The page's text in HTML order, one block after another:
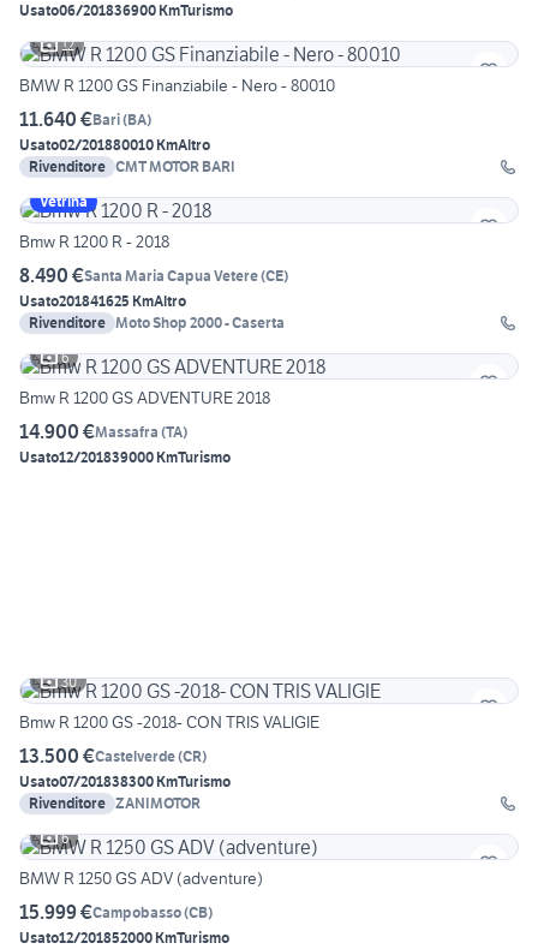
Usato06/201836900 KmTurismo
12
BMW R 1200 GS Finanziabile - Nero - 80010
11.640 €Bari(BA)
Usato02/201880010 KmAltro
Rivenditore CMT MOTOR BARI
Vetrina
Bmw R 1200 R - 2018
8.490 €Santa Maria Capua Vetere(CE)
Usato201841625 KmAltro
Rivenditore Moto Shop 2000 - Caserta
6
Bmw R 1200 GS ADVENTURE 2018
14.900 €Massafra (TA)
Usato12/201839000 KmTurismo
30
Bmw R 1200 GS -2018- CON TRIS VALIGIE
13.500 €Castelverde(CR)
Usato07/201838300 KmTurismo
Rivenditore ZANIMOTOR
6
BMW R 1250 GS ADV (adventure)
15.999 €Campobasso(CB)
Usato12/201852000 KmTurismo